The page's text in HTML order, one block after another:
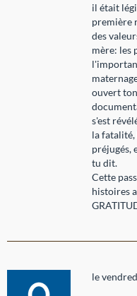
il était
première
des
mère: les
ouvert
s'est
la fatalité,
préjugés,
tu dit.
Cette
histoires
le